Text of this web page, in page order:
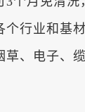
行业和基
草、电子、